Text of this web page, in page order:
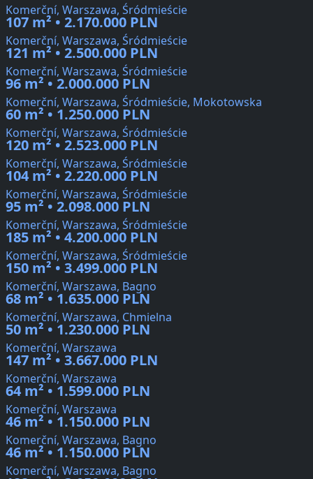
Komerční, Warszawa, Śródmieście
107 m² • 2.170.000 PLN
Komerční, Warszawa, Śródmieście
121 m² • 2.500.000 PLN
Komerční, Warszawa, Śródmieście
96 m² • 2.000.000 PLN
Komerční, Warszawa, Śródmieście, Mokotowska
60 m² • 1.250.000 PLN
Komerční, Warszawa, Śródmieście
120 m² • 2.523.000 PLN
Komerční, Warszawa, Śródmieście
104 m² • 2.220.000 PLN
Komerční, Warszawa, Śródmieście
95 m² • 2.098.000 PLN
Komerční, Warszawa, Śródmieście
185 m² • 4.200.000 PLN
Komerční, Warszawa, Śródmieście
150 m² • 3.499.000 PLN
Komerční, Warszawa, Bagno
68 m² • 1.635.000 PLN
Komerční, Warszawa, Chmielna
50 m² • 1.230.000 PLN
Komerční, Warszawa
147 m² • 3.667.000 PLN
Komerční, Warszawa
64 m² • 1.599.000 PLN
Komerční, Warszawa
46 m² • 1.150.000 PLN
Komerční, Warszawa, Bagno
46 m² • 1.150.000 PLN
Komerční, Warszawa, Bagno